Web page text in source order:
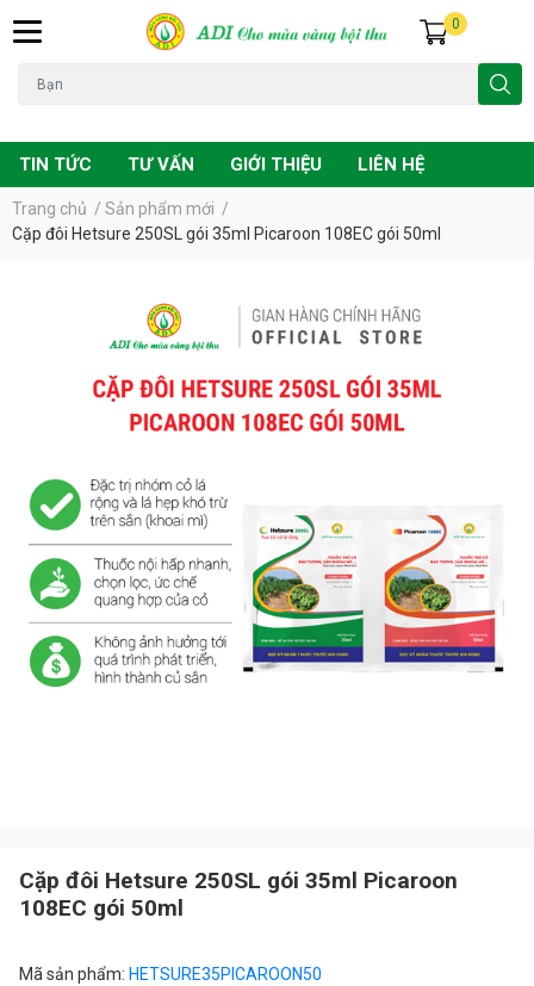
0
TIN TỨC TƯ VẤN GIỚI THIỆU LIÊN HỆ
Trang chủ / Sản phẩm mới /
Cặp đôi Hetsure 250SL gói 35ml Picaroon 108EC gói 50ml
Cặp đôi Hetsure 250SL gói 35ml Picaroon
108EC gói 50ml
Mã sản phẩm: HETSURE35PICAROON50